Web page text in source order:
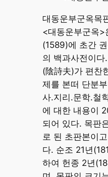
대동운부군옥목
<대동운부군옥>
(1589)에 초간
의 백과사전이
(陰詩夫)가 편찬
제를 본떠 단분
사.지리.문학.철
에 대한 내용이
되어 있다. 목판
로 된 초판본이
다. 순조 21년
하여 헌종 2년